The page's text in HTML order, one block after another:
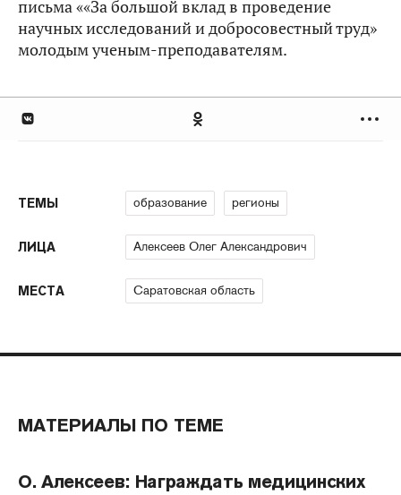
письма ««За большой вклад в проведение
научных исследований и добросовестный труд»
молодым ученым-преподавателям.
ТЕМЫ образование регионы
ЛИЦА Алексеев Олег Александрович
МЕСТА Саратовская область
МАТЕРИАЛЫ ПО ТЕМЕ
О. Алексеев: Награждать медицинских